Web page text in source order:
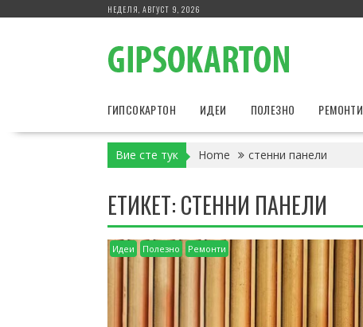
НЕДЕЛЯ, АВГУСТ 9, 2026
ГИПСОКАРТОН ИДЕИ ПОЛЕЗНО РЕМОНТИ
Вие сте тук Home стенни панели
ЕТИКЕТ:СТЕННИ ПАНЕЛИ
Идеи Полезно Ремонти